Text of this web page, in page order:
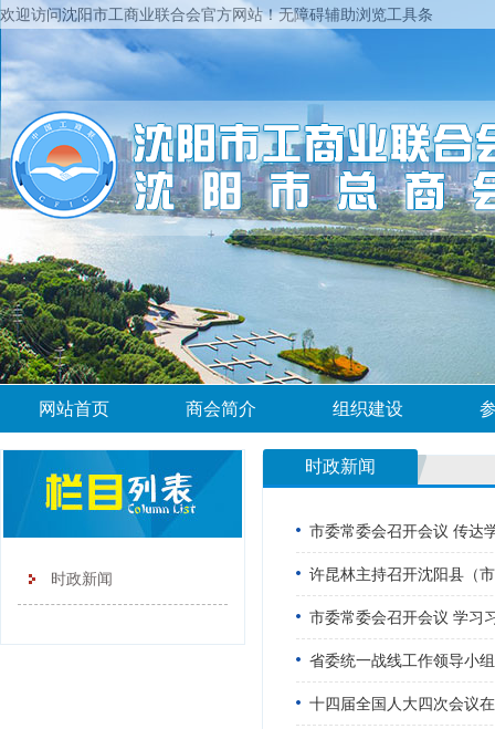
欢迎访问沈阳市工商业联合会官方网站！无障碍辅助浏览工具条
网站首页 商会简介 组织建设
时政新闻
时政新闻
市委常委会召开会议 传达
许昆林主持召开沈阳县（
市委常委会召开会议 学习
省委统一战线工作领导小
十四届全国人大四次会议